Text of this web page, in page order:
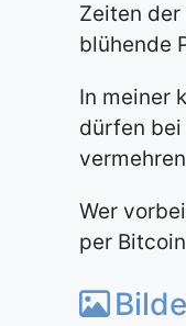
Zeiten
blühende
In meiner
dürfen bei
Wer
per